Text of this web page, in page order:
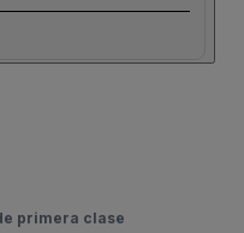
primera clase